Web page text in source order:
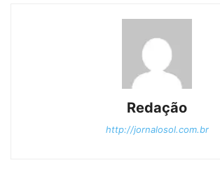
Redação
http://jornalosol.com.br